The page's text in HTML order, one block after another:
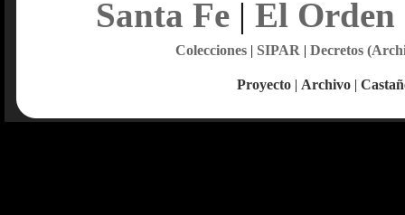
Santa Fe| El Orden
Colecciones| SIPAR | Decretos
Proyecto | Archivo |